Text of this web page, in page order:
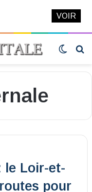
Switch
le Loir-et-
pour
VOIR